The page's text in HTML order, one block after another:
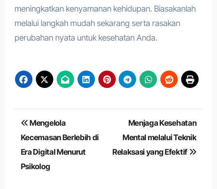
meningkatkan kenyamanan kehidupan. Biasakanlah
melalui langkah mudah sekarang serta rasakan
perubahan nyata untuk kesehatan Anda.
Navigasi
pos
Mengelola
Kecemasan Berlebih di
Era Digital Menurut
Psikolog
Menjaga Kesehatan
Mental melalui Teknik
Relaksasi yang Efektif